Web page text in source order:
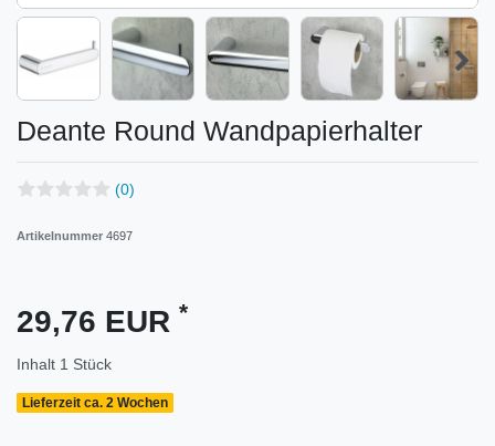
Deante Round Wandpapierhalter
(0)
Artikelnummer 4697
29,76 EUR *
Inhalt 1 Stück
Lieferzeit ca. 2 Wochen